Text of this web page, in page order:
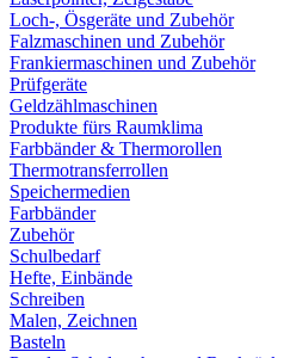
Loch-, Ösgeräte und Zubehör
Falzmaschinen und Zubehör
Frankiermaschinen und Zubehör
Prüfgeräte
Geldzählmaschinen
Produkte fürs Raumklima
Farbbänder & Thermorollen
Thermotransferrollen
Speichermedien
Farbbänder
Zubehör
Schulbedarf
Hefte, Einbände
Schreiben
Malen, Zeichnen
Basteln